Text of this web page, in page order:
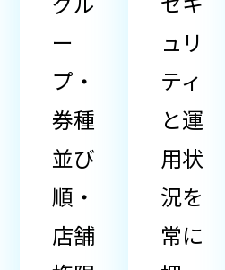
ー
プ・
券種
並び
順・
店舗
ュリ
ティ
と運
用状
況を
常に